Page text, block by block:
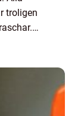
troligen